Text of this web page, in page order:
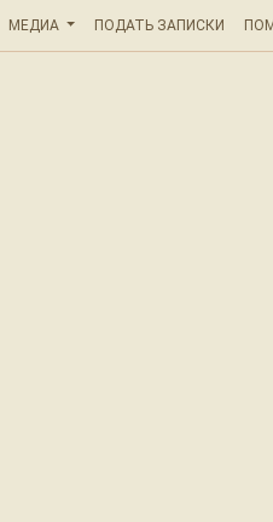
МЕДИА ПОДАТЬ ЗАПИСКИ